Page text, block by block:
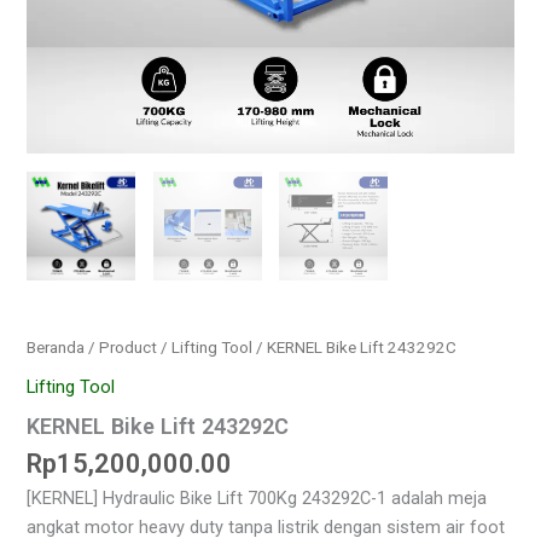
Beranda /Product /Lifting Tool / KERNEL Bike Lift 243292C
Lifting Tool
KERNEL Bike Lift 243292C
Rp15,200,000.00
[KERNEL] Hydraulic Bike Lift 700Kg 243292C-1 adalah meja
angkat motor heavy duty tanpa listrik dengan sistem air foot